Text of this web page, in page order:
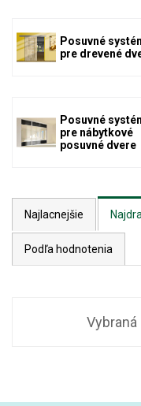
Posuvné
pre drevené
Posuvné
pre nábytkové
posuvné dvere
Najlacnejšie
Podľa hodnotenia